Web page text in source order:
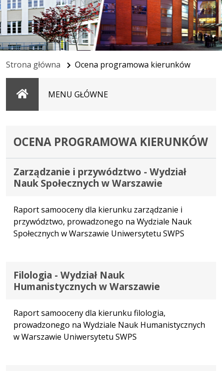
Strona główna Ocena programowa kierunków
StronaMENU GŁÓWNE
OCENA PROGRAMOWA KIERUNKÓW
Zarządzanie i przywództwo - Wydział
Nauk Społecznych w Warszawie
Raport samooceny dla kierunku zarządzanie i
przywództwo, prowadzonego na Wydziale Nauk
Społecznych w Warszawie Uniwersytetu SWPS
Filologia - Wydział Nauk
Humanistycznych w Warszawie
Raport samooceny dla kierunku filologia,
prowadzonego na Wydziale Nauk Humanistycznych
w Warszawie Uniwersytetu SWPS